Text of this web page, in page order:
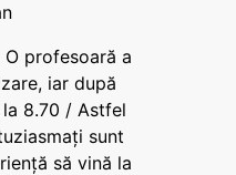
profesoară a
iar după
8.70 / Astfel
sunt
să vină la